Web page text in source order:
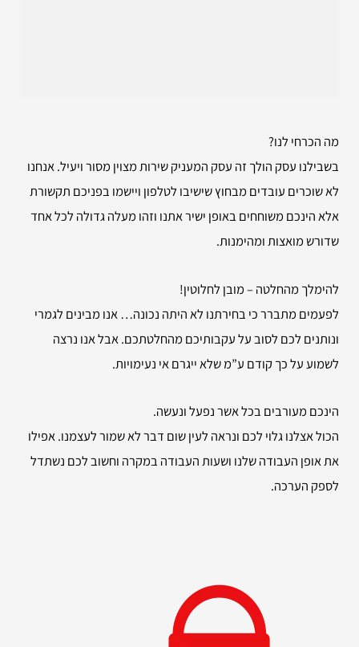
מה הכרחי לנו?
בשבילנו עסק הולך זה עסק המעניק שירות מצוין מסור ויעיל. אנחנו
לא שוכרים עובדים מבחוץ שישיבו לטלפון ויישמו בפניכם תקשורת
אלא הינכם משוחחים באופן ישיר אתנו וזהו מעלה גדולה לכל אחד
שדורש מואצות ומהימנות.
להימלך מהחלטה – מובן לחלוטין!
לפעמים מתברר כי בחירתנו לא היתה נכונה… אנו מבינים לגמרי
ונותנים לכם לסוב על עקבותיכם מהחלטתכם. אבל אנו נרצה
לשמוע על כך קודם ע”מ שלא ייגרם אי נעימויות.
הינכם מעורבים בכל אשר נפעל ונעשה.
הכול אצלנו גלוי לכם ונראה לעין שום דבר לא שמור לעצמנו. אפילו
את אופן העבודה שלנו ושעות העבודה במקרה וחשוב לכם נשתדל
לספק הערכה.